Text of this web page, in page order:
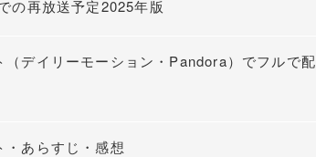
の再放送予定2025年版
デイリーモーション・Pandora）でフルで配
あらすじ・感想